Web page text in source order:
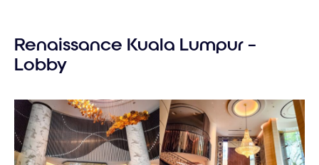
Kuala Lumpur |
Voyage En
Renaissance Kuala Lumpur –
Lobby